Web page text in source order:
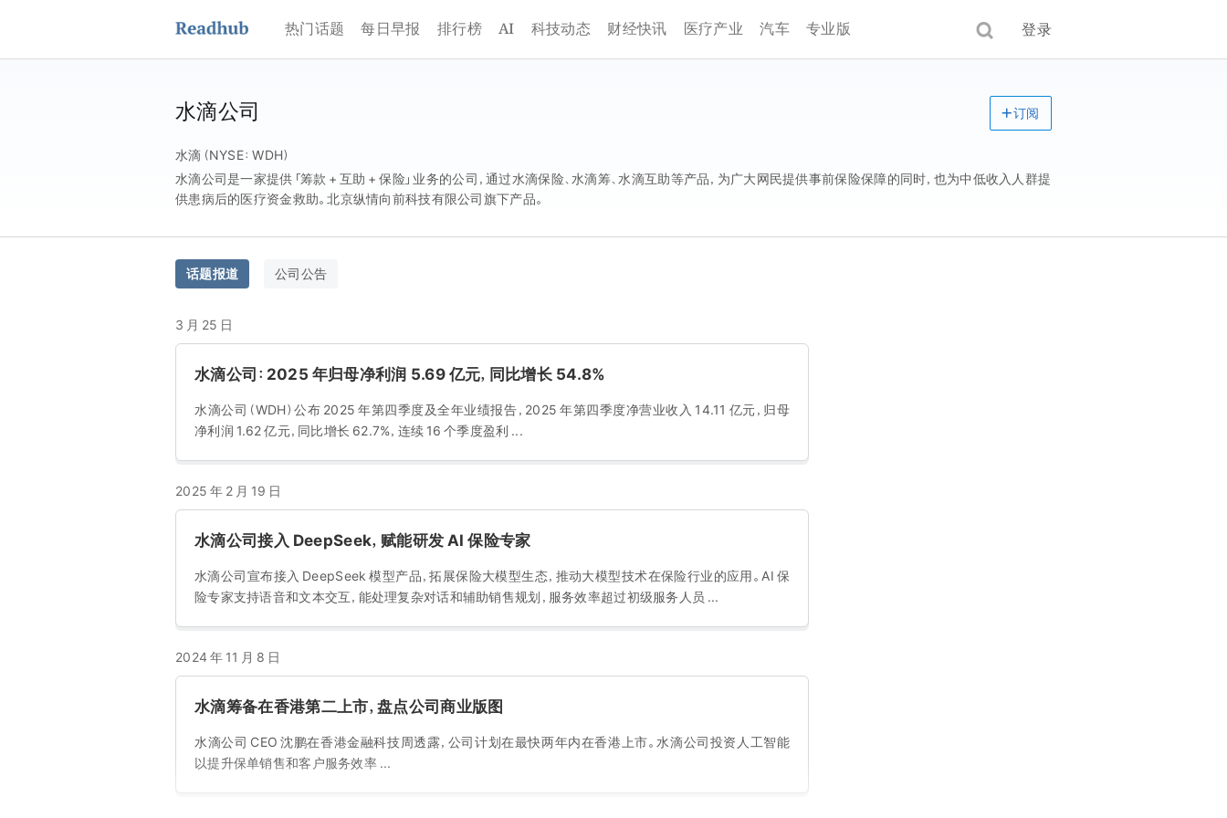
热门话题 每日早报 排行榜 AI 科技动态 财经快讯 医疗产业 汽车 专业版 登录
水滴公司
水滴（NYSE：WDH）
水滴公司是一家提供「筹款 + 互助 + 保险」业务的公司，通过水滴保险、水滴筹、水滴互助等产品，为广大网民提供事前保险保障的同时，也为中低收入人群提
供患病后的医疗资金救助。北京纵情向前科技有限公司旗下产品。
订阅
话题报道 公司公告
3 月 25 日
水滴公司：2025 年归母净利润 5.69 亿元，同比增长 54.8%
水滴公司（WDH）公布 2025 年第四季度及全年业绩报告，2025 年第四季度净营业收入 14.11 亿元，归母
净利润 1.62 亿元，同比增长 62.7%，连续 16 个季度盈利 ...
2025 年 2 月 19 日
​水滴公司接入 DeepSeek，赋能研发 AI 保险专家
水滴公司宣布接入 DeepSeek 模型产品，拓展保险大模型生态，推动大模型技术在保险行业的应用。AI 保
险专家支持语音和文本交互，能处理复杂对话和辅助销售规划，服务效率超过初级服务人员 ...
2024 年 11 月 8 日
水滴筹备在香港第二上市，盘点公司商业版图
水滴公司 CEO 沈鹏在香港金融科技周透露，公司计划在最快两年内在香港上市。水滴公司投资人工智能
以提升保单销售和客户服务效率 ...